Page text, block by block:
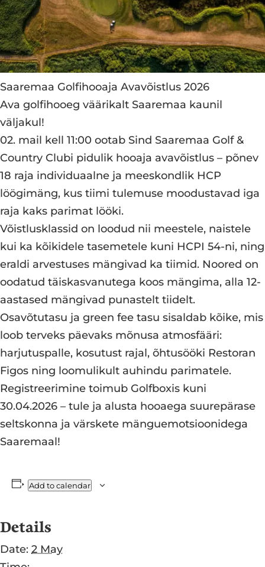
Saaremaa Golfihooaja Avavõistlus 2026
Ava golfihooeg väärikalt Saaremaa kaunil
väljakul!
02. mail kell 11:00 ootab Sind Saaremaa Golf &
Country Clubi pidulik hooaja avavõistlus – põnev
18 raja individuaalne ja meeskondlik HCP
löögimäng, kus tiimi tulemuse moodustavad iga
raja kaks parimat lööki.
Võistlusklassid on loodud nii meestele, naistele
kui ka kõikidele tasemetele kuni HCPI 54-ni, ning
eraldi arvestuses mängivad ka tiimid. Noored on
oodatud täiskasvanutega koos mängima, alla 12-
aastased mängivad punastelt tiidelt.
Osavõtutasu ja green fee tasu sisaldab kõike, mis
loob terveks päevaks mõnusa atmosfääri:
harjutuspalle, kosutust rajal, õhtusööki Restoran
Figos ning loomulikult auhindu parimatele.
Registreerimine toimub Golfboxis kuni
30.04.2026 – tule ja alusta hooaega suurepärase
seltskonna ja värskete mänguemotsioonidega
Saaremaal!
Add to calendar
Details
Date: 2 May